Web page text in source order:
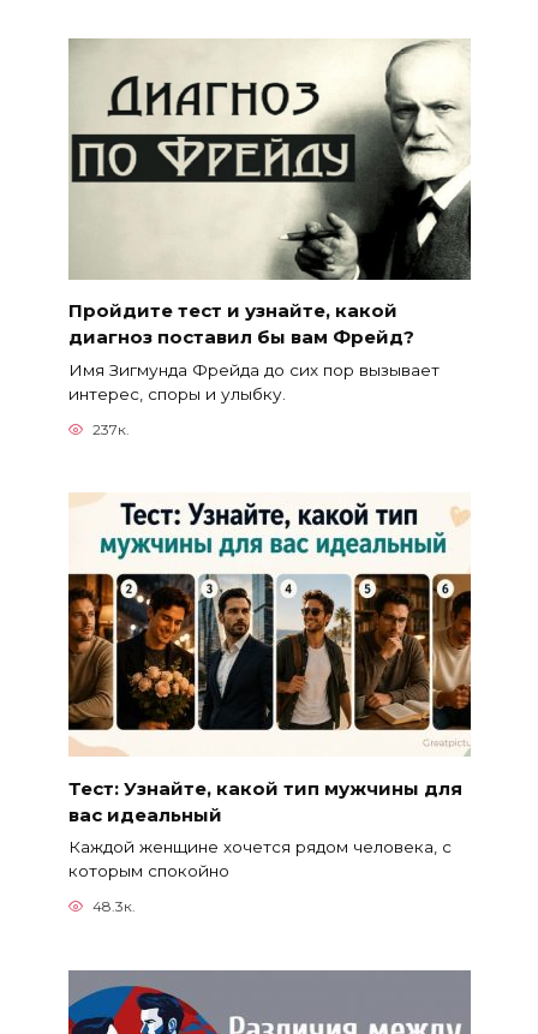
Пройдите тест и узнайте, какой
диагноз поставил бы вам Фрейд?
Имя Зигмунда Фрейда до сих пор вызывает
интерес, споры и улыбку.
237к.
Тест: Узнайте, какой тип мужчины для
вас идеальный
Каждой женщине хочется рядом человека, с
которым спокойно
48.3к.